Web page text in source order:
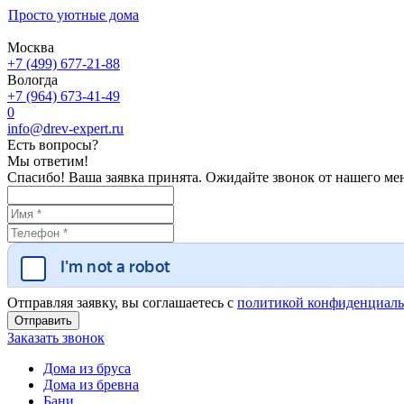
Просто уютные дома
Москва
+7 (499) 677-21-88
Вологда
+7 (964) 673-41-49
0
info@drev-expert.ru
Есть вопросы?
Мы ответим!
Спасибо! Ваша заявка принята. Ожидайте звонок от нашего
Отправляя заявку, вы соглашаетесь с политикой
Заказать звонок
Дома из бруса
Дома из бревна
Бани